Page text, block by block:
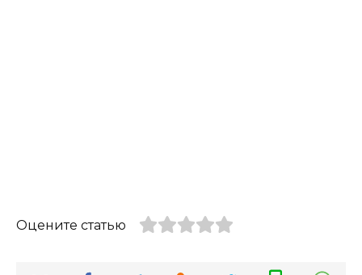
Оцените статью